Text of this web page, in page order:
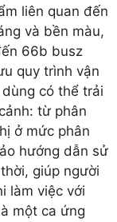
liên quan đến
và bền màu,
66b busz
quy trình vận
có thể trải
từ phân
ở mức phân
hướng dẫn sử
giúp người
làm việc với
một ca ứng